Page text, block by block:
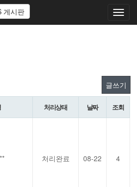
게시판
글쓰기
처리상태 날짜 조회
처리완료 08-22 4